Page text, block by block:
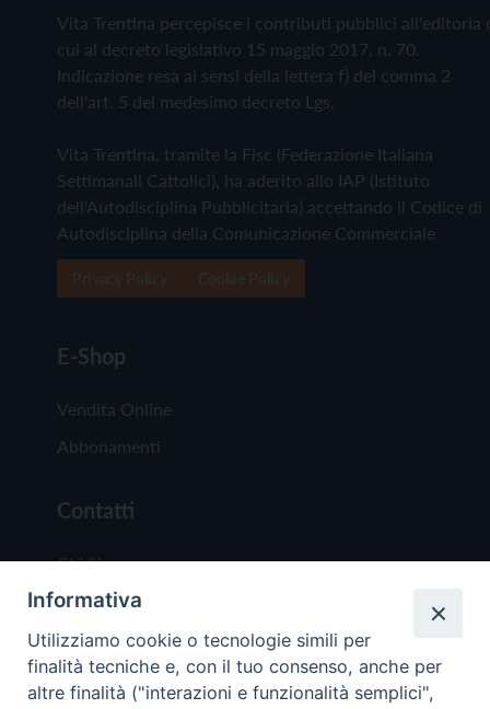
Vita Trentina percepisce i contributi pubblici all'editoria
cui al decreto legislativo 15 maggio 2017, n. 70.
Indicazione resa ai sensi della lettera f) del comma 2
dell'art. 5 del medesimo decreto Lgs.
Vita Trentina, tramite la Fisc (Federazione Italiana
Settimanali Cattolici), ha aderito allo IAP (Istituto
dell'Autodisciplina Pubblicitaria) accettando il Codice di
Autodisciplina della Comunicazione Commerciale
E-Shop
Vendita Online
Abbonamenti
Contatti
Chi Siamo
Redazione
Scrivici
Informativa
Utilizziamo cookie o tecnologie simili per
finalità tecniche e, con il tuo consenso, anche per
altre finalità ("interazioni e funzionalità semplici",